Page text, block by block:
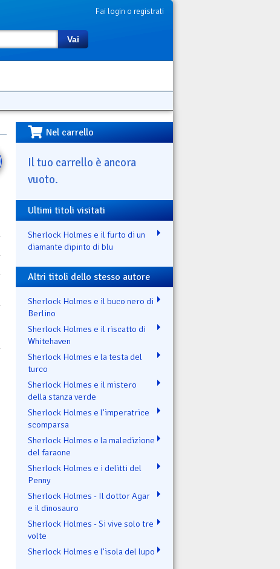
Fai login o registrati
Vai
Nel carrello
Il tuo carrello è ancora
vuoto.
Ultimi titoli visitati
Sherlock Holmes e il furto di un
diamante dipinto di blu
Altri titoli dello stesso autore
Sherlock Holmes e il buco nero di
Berlino
Sherlock Holmes e il riscatto di
Whitehaven
Sherlock Holmes e la testa del
turco
Sherlock Holmes e il mistero
della stanza verde
Sherlock Holmes e l'imperatrice
scomparsa
Sherlock Holmes e la maledizione
del faraone
Sherlock Holmes e i delitti del
Penny
Sherlock Holmes - Il dottor Agar
e il dinosauro
Sherlock Holmes - Si vive solo tre
volte
Sherlock Holmes e l'isola del lupo